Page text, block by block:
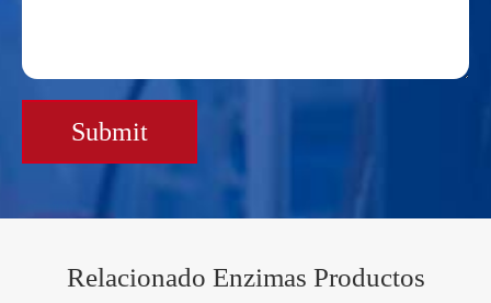
Submit
Relacionado Enzimas Productos